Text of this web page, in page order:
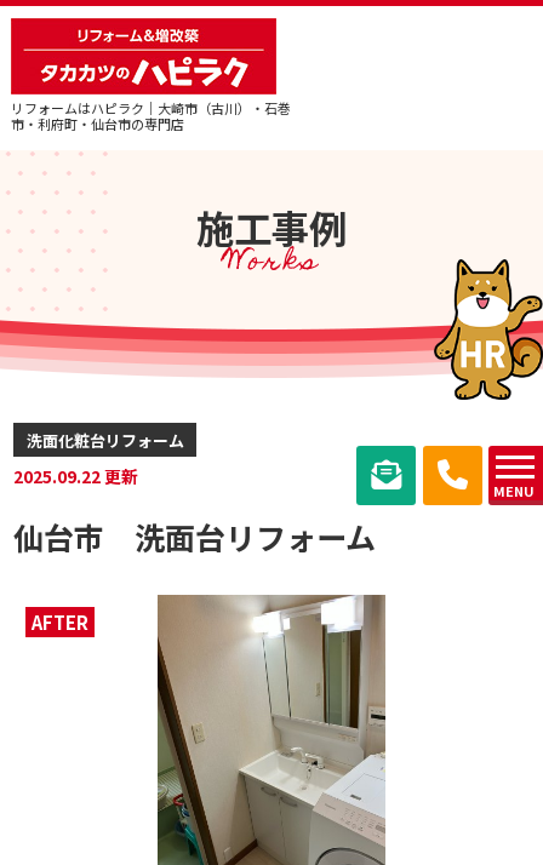
リフォームはハピラク｜大崎市（古川）・石巻
市・利府町・仙台市の専門店
MENU
施工事例
Works
洗面化粧台リフォーム
2025.09.22 更新
仙台市 洗面台リフォーム
AFTER